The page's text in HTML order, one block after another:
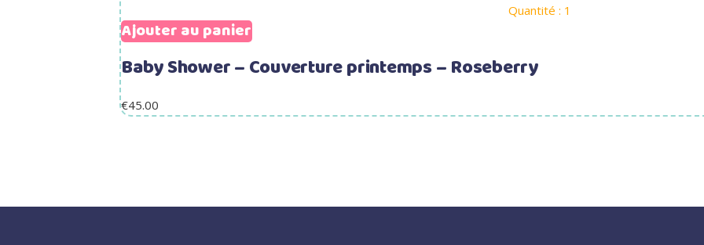
Quantité : 1
Ajouter au panier
Baby Shower – Couverture printemps – Roseberry
€45.00